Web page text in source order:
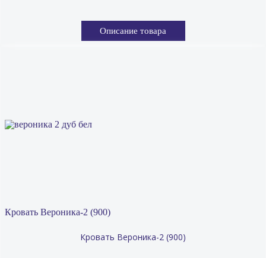
Описание товара
Кровать Вероника-2 (900)
Кровать Вероника-2 (900)